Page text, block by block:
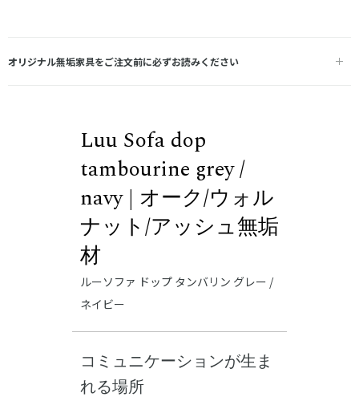
オリジナル無垢家具をご注文前に必ずお読みください
Luu Sofa dop
tambourine grey /
navy | オーク/ウォル
ナット/アッシュ無垢
材
ルーソファ ドップ タンバリン グレー /
ネイビー
コミュニケーションが生ま
れる場所